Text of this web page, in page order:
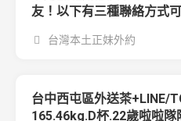
友！以下有三種聯絡方式
台灣本土正妹外約
台中西屯區外送茶+LINE/
165.46kg.D杯.22歲啦啦隊